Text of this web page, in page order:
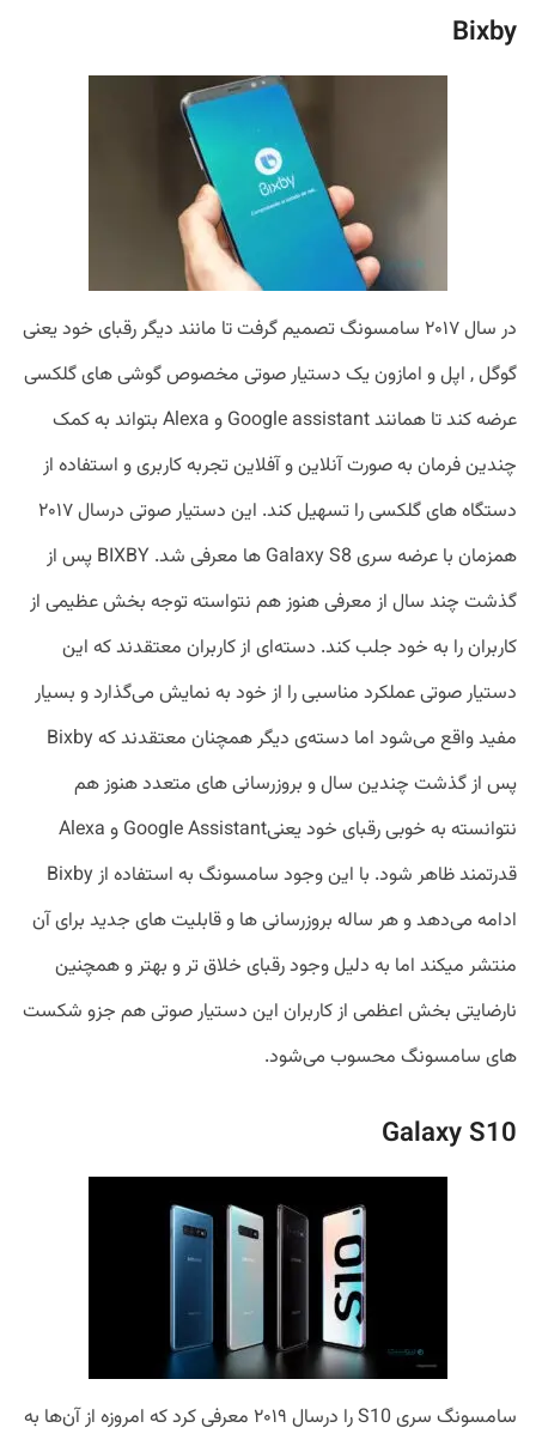
Bixby
در سال ۲۰۱۷ سامسونگ تصمیم گرفت تا مانند دیگر رقبای خود یعنی
گوگل , اپل و امازون یک دستیار صوتی مخصوص گوشی های گلکسی
عرضه کند تا همانند Google assistant و Alexa بتواند به کمک
چندین فرمان به صورت آنلاین و آفلاین تجربه کاربری و استفاده از
دستگاه های گلکسی را تسهیل کند. این دستیار صوتی درسال ۲۰۱۷
همزمان با عرضه سری Galaxy S8 ها معرفی شد. BIXBY پس از
گذشت چند سال از معرفی هنوز هم نتواسته توجه بخش عظیمی از
کاربران را به خود جلب کند. دسته‌ای از کاربران معتقدند که این
دستیار صوتی عملکرد مناسبی را از خود به نمایش می‌گذارد و بسیار
مفید واقع می‌شود اما دسته‌ی دیگر همچنان معتقدند که Bixby
پس از گذشت چندین سال و بروزرسانی های متعدد هنوز هم
نتوانسته به خوبی رقبای خود یعنیGoogle Assistant و Alexa
قدرتمند ظاهر شود. با این وجود سامسونگ به استفاده از Bixby
ادامه می‌دهد و هر ساله بروزرسانی ها و قابلیت های جدید برای آن
منتشر میکند اما به دلیل وجود رقبای خلاق تر و بهتر و همچنین
نارضایتی بخش اعظمی از کاربران این دستیار صوتی هم جزو شکست
های سامسونگ محسوب می‌شود.
Galaxy S10
سامسونگ سری S10 را درسال ۲۰۱۹ معرفی کرد که امروزه از آن‌ها به